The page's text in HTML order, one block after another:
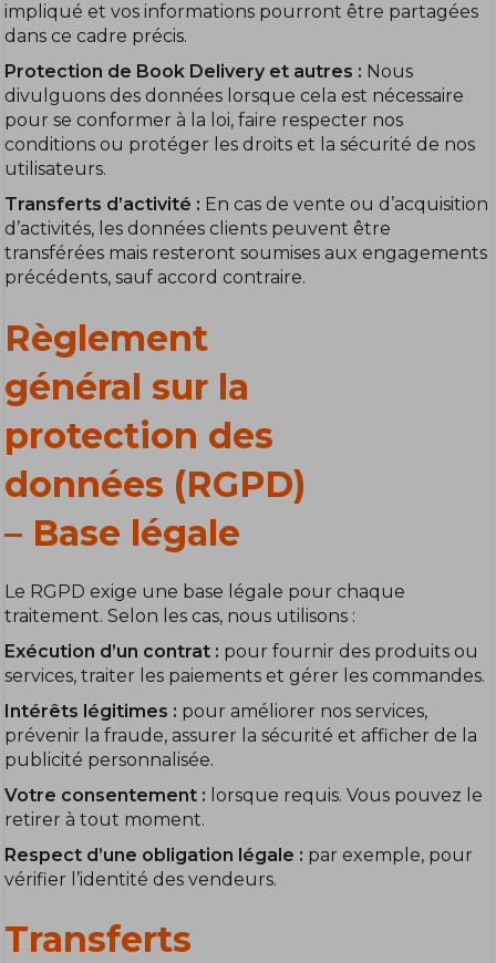
impliqué et vos informations pourront être partagées
dans ce cadre précis.
Protection de Book Delivery et autres : Nous
divulguons des données lorsque cela est nécessaire
pour se conformer à la loi, faire respecter nos
conditions ou protéger les droits et la sécurité de nos
utilisateurs.
Transferts d’activité : En cas de vente ou d’acquisition
d’activités, les données clients peuvent être
transférées mais resteront soumises aux engagements
précédents, sauf accord contraire.
Règlement
général sur la
protection des
données (RGPD)
– Base légale
Le RGPD exige une base légale pour chaque
traitement. Selon les cas, nous utilisons :
Exécution d’un contrat : pour fournir des produits ou
services, traiter les paiements et gérer les commandes.
Intérêts légitimes : pour améliorer nos services,
prévenir la fraude, assurer la sécurité et afficher de la
publicité personnalisée.
Votre consentement : lorsque requis. Vous pouvez le
retirer à tout moment.
Respect d’une obligation légale : par exemple, pour
vérifier l’identité des vendeurs.
Transferts